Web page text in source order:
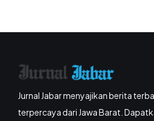
Jurnal Jabar menyajikan berita
terpercaya dari Jawa Barat.